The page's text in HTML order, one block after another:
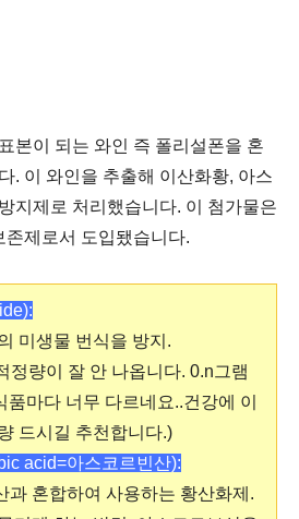
본이 되는 와인 즉 폴리설폰을 혼
. 이 와인을 추출해 이산화황, 아스
지제로 처리했습니다. 이 첨가물은
존제로서 도입됐습니다.
):
미생물 번식을 방지.
정량이 잘 안 나옵니다. 0.n그램
마다 너무 다르네요..건강에 이
드시길 추천합니다.)
acid=아스코르빈산):
과 혼합하여 사용하는 황산화제.